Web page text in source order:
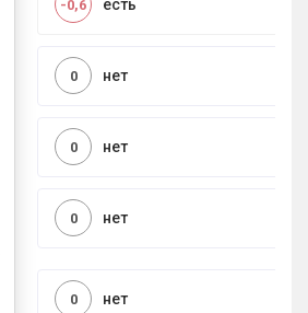
есть
-0,6
нет
0
нет
0
нет
0
нет
0